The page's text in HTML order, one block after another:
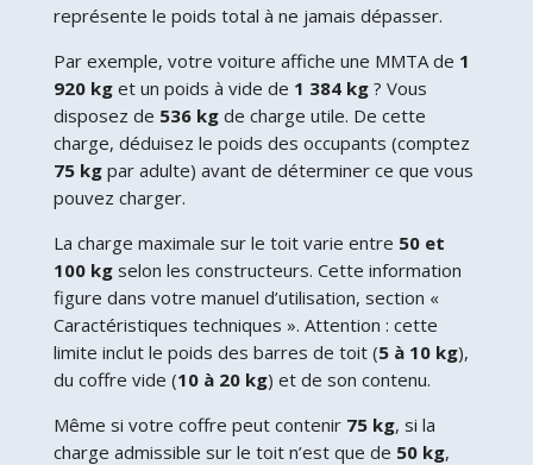
représente le poids total à ne jamais dépasser.
Par exemple, votre voiture affiche une MMTA de 1
920 kget un poids à vide de 1 384 kg? Vous
disposez de 536 kgde charge utile. De cette
charge, déduisez le poids des occupants (comptez
75 kgpar adulte) avant de déterminer ce que vous
pouvez charger.
La charge maximale sur le toit varie entre 50 et
100 kgselon les constructeurs. Cette information
figure dans votre manuel d’utilisation, section «
Caractéristiques techniques ». Attention : cette
limite inclut le poids des barres de toit (5 à 10 kg),
du coffre vide (10 à 20 kg) et de son contenu.
Même si votre coffre peut contenir 75 kg, si la
charge admissible sur le toit n’est que de 50 kg,